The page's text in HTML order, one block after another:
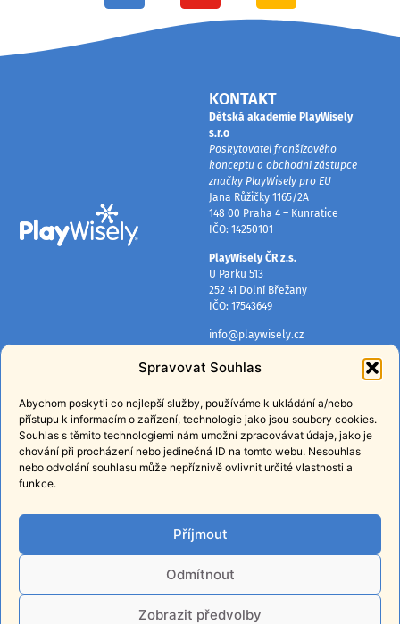
Spravovat Souhlas
Abychom poskytli co nejlepší služby, používáme k ukládání a/nebo
přístupu k informacím o zařízení, technologie jako jsou soubory cookies.
Souhlas s těmito technologiemi nám umožní zpracovávat údaje, jako je
chování při procházení nebo jedinečná ID na tomto webu. Nesouhlas
nebo odvolání souhlasu může nepříznivě ovlivnit určité vlastnosti a
funkce.
Příjmout
Odmítnout
Zobrazit předvolby
KONTAKT
Dětská akademie PlayWisely
s.r.o
Poskytovatel franšízového
konceptu a obchodní zástupce
značky PlayWisely pro EU
Jana Růžičky 1165/2A
148 00 Praha 4 – Kunratice
IČO: 14250101
PlayWisely ČR z.s.
U Parku 513
252 41 Dolní Břežany
IČO: 17543649
info@playwisely.cz
O nás
Mapa lokalit
Ochrana osobních údajů
E-shop
PŘIHLASTE SE K ODBĚRU
NOVINEK
Získávejte pravidelné tipy, rady a
informace o našich programech.
PŘIHLÁSIT
Přihlášením souhlasíte
sezpracováním osobních údajůza
účelem zasílání obchodních sdělení.